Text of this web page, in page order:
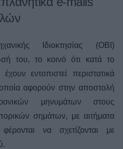
Ιδιοκτησίας (ΟΒΙ)
του, το κοινό ότι κατά το
έχουν εντοπιστεί περιστατικά
αφορούν στην αποστολή
μηνυμάτων στους
σημάτων, με αιτήματα
να σχετίζονται με